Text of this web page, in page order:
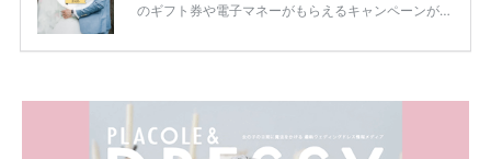
のギフト券や電子マネーがもらえるキャンペーンがあ
ため、比較せずに選ぶと損をしてしまうことも……。
内容：特典金額・条件・応募方法・注意点 「どこが
一番お得？」「プラコレの特典は？」といった疑問も